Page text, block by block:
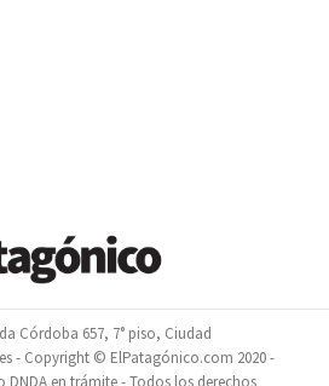
Córdoba 657, 7° piso, Ciudad
- Copyright © ElPatagónico.com 2020 -
DNDA en trámite - Todos los derechos